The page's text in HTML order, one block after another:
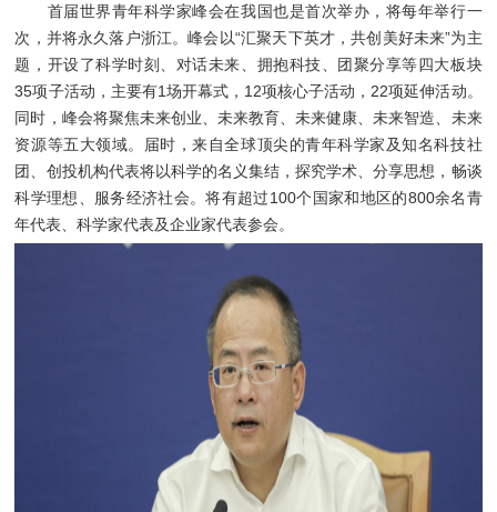
首届世界青年科学家峰会在我国也是首次举办，将每年举行一
次，并将永久落户浙江。峰会以“汇聚天下英才，共创美好未来”为主
题，开设了科学时刻、对话未来、拥抱科技、团聚分享等四大板块
35项子活动，主要有1场开幕式，12项核心子活动，22项延伸活动。
同时，峰会将聚焦未来创业、未来教育、未来健康、未来智造、未来
资源等五大领域。届时，来自全球顶尖的青年科学家及知名科技社
团、创投机构代表将以科学的名义集结，探究学术、分享思想，畅谈
科学理想、服务经济社会。将有超过100个国家和地区的800余名青
年代表、科学家代表及企业家代表参会。